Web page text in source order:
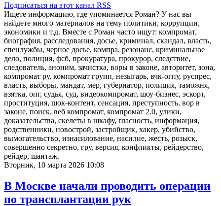
Подписаться на этот канал RSS
Ищете информацию, где упоминается Роман? У нас вы
найдете много материалов на тему политики, коррупции,
экономики и т.д. Вместе с Роман часто ищут: компромат,
биография, расследования, досье, криминал, скандал, власть,
спецлужбы, черное досье, компра, резонанс, криминальное
дело, полиция, фсб, прокуратура, прокурор, следствие,
следователь, аноним, зачистка, воры в законе, авторитет, зона,
компромат ру, компромат групп, незыгарь, вчк-огпу, руспрес,
власть, выборы, мандат, мер, губернатор, полиция, таможня,
взятка, опг, судья, суд, видеокомпромат, шоу-бизнес, эскорт,
проституция, шок-контент, сенсация, преступность, вор в
законе, поиск, веб компромат, компромат 2.0, улики,
доказательства, скелеты в шкафу, гласность, информация,
родственники, новострой, застройщик, хакер, убийство,
вымогательство, изнасилование, насилие, жесть, розыск,
совершенно секретно, гру, версия, конфликты, рейдерство,
рейдер, шантаж.
Вторник, 10 марта 2026 10:08
В Москве начали проводить операции
по трансплантации рук